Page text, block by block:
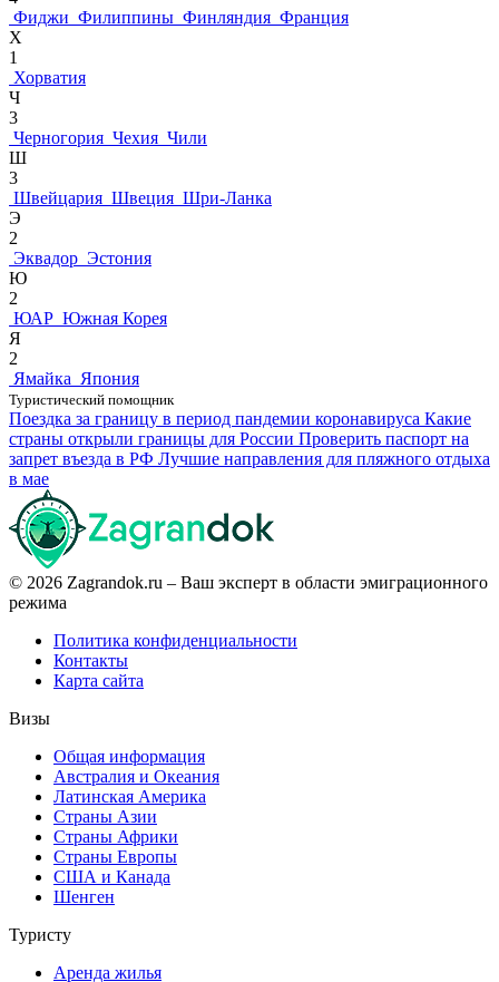
Фиджи Филиппины Финляндия Франция
Х
1
Хорватия
Ч
3
Черногория Чехия Чили
Ш
3
Швейцария Швеция Шри-Ланка
Э
2
Эквадор Эстония
Ю
2
ЮАР Южная Корея
Я
2
Ямайка Япония
Туристический помощник
Поездка за границу в период пандемии коронавируса Какие
страны открыли границы для России Проверить паспорт на
запрет въезда в РФ Лучшие направления для пляжного отдыха
в мае
© 2026 Zagrandok.ru – Ваш эксперт в области эмиграционного
режима
Политика конфиденциальности
Контакты
Карта сайта
Визы
Общая информация
Австралия и Океания
Латинская Америка
Страны Азии
Страны Африки
Страны Европы
США и Канада
Шенген
Туристу
Аренда жилья